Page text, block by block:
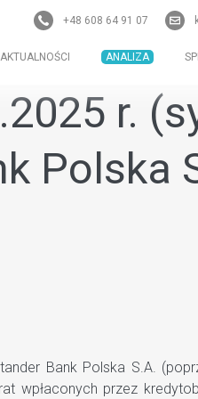
+48 608 64 91 07
AKTUALNOŚCI ANALIZA
r.
Polska
Bank Polska S.A.
wpłaconych przez